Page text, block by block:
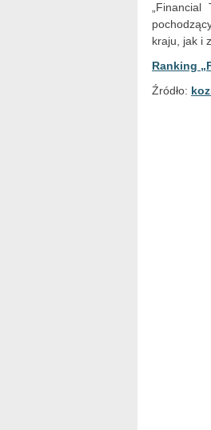
kraju, jak i
Ranking
Źródło: